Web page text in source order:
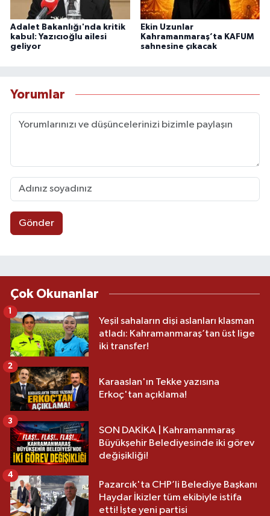
Adalet Bakanlığı'nda kritik
kabul: Yazıcıoğlu ailesi
geliyor
Ekin Uzunlar
Kahramanmaraş’ta KAFUM
sahnesine çıkacak
Yorumlar
Gönder
Çok Okunanlar
Yeşil sahaların dişi aslanları klasman
atladı: Kahramanmaraş’tan üst lige
iki transfer!
Karaaslan'ın Tekke yazısına
Erkoç'tan açıklama!
2
SON DAKİKA | Kahramanmaraş
Büyükşehir Belediyesinde iki görev
değişikliği!
3
Pazarcık'ta CHP’li Belediye Başkanı
Haydar İkizler tüm ekibiyle istifa
etti! İşte yeni partisi
4